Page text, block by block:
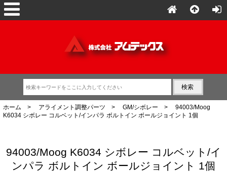
ホーム > アライメント調整パーツ > GM/シボレー > 94003/Moog
K6034 シボレー コルベット/インパラ ボルトイン ボールジョイント 1個
94003/Moog K6034 シボレー コルベット/イ
ンパラ ボルトイン ボールジョイント 1個